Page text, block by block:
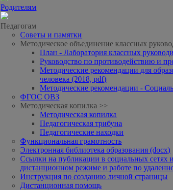
Родителям
Педагогам
Советы и памятки
Методическое объединение классных
План - Лаборатория классных
Руководство по противодействию и
Методические рекомендации для
человека (2018, pdf)
Методические рекомендации -
ФГОС ОВЗ
Методическая копилка >>
Методическая копилка
Педагогическая трибуна
Педагогические находки
Функциональная грамотность
Электронная библиотека образования (docx)
Ссылки на публикации в социальных сетях
дистанционном режиме и работе по
Инструкция по созданию личной страницы
Дистанционная помощь